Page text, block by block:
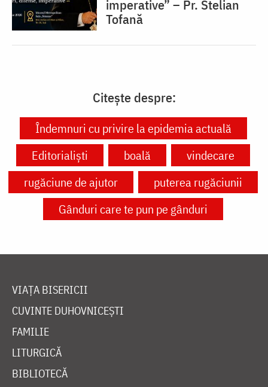
imperative” – Pr. Stelian
Tofană
Citește despre:
Îndemnuri cu privire la epidemia actuală
Editorialiști
boală
vindecare
rugăciune de ajutor
puterea rugăciunii
Gânduri care te pun pe gânduri
VIAȚA BISERICII
CUVINTE DUHOVNICEȘTI
FAMILIE
LITURGICĂ
BIBLIOTECĂ